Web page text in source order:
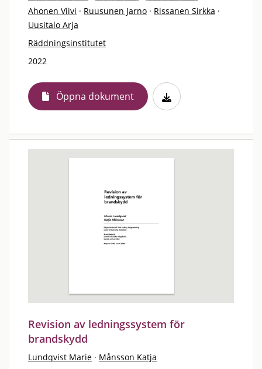
Ahonen Viivi · Ruusunen Jarno · Rissanen Sirkka ·
Uusitalo Arja
Räddningsinstitutet
2022
Öppna dokument
Revision av ledningssystem för
brandskydd
Lundqvist Marie · Månsson Katja